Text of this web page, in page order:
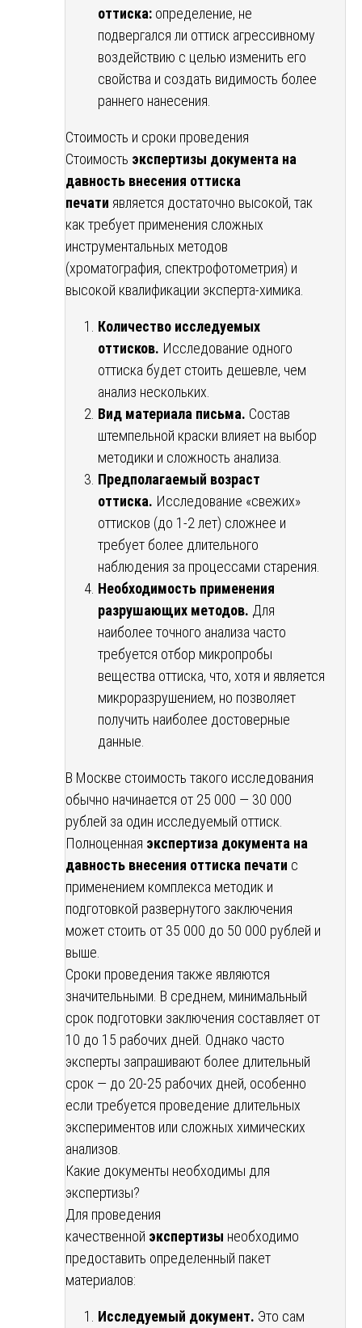
оттиска: определение, не
подвергался ли оттиск агрессивному
воздействию с целью изменить его
свойства и создать видимость более
раннего нанесения.
Стоимость и сроки проведения
Стоимость экспертизы документа на
давность внесения оттиска
печати является достаточно высокой, так
как требует применения сложных
инструментальных методов
(хроматография, спектрофотометрия) и
высокой квалификации эксперта-химика.
Количество исследуемых
оттисков. Исследование одного
оттиска будет стоить дешевле, чем
анализ нескольких.
Вид материала письма. Состав
штемпельной краски влияет на выбор
методики и сложность анализа.
Предполагаемый возраст
оттиска. Исследование «свежих»
оттисков (до 1-2 лет) сложнее и
требует более длительного
наблюдения за процессами старения.
Необходимость применения
разрушающих методов. Для
наиболее точного анализа часто
требуется отбор микропробы
вещества оттиска, что, хотя и является
микроразрушением, но позволяет
получить наиболее достоверные
данные.
В Москве стоимость такого исследования
обычно начинается от 25 000 — 30 000
рублей за один исследуемый оттиск.
Полноценная экспертиза документа на
давность внесения оттиска печати с
применением комплекса методик и
подготовкой развернутого заключения
может стоить от 35 000 до 50 000 рублей и
выше.
Сроки проведения также являются
значительными. В среднем, минимальный
срок подготовки заключения составляет от
10 до 15 рабочих дней. Однако часто
эксперты запрашивают более длительный
срок — до 20-25 рабочих дней, особенно
если требуется проведение длительных
экспериментов или сложных химических
анализов.
Какие документы необходимы для
экспертизы?
Для проведения
качественной экспертизы необходимо
предоставить определенный пакет
материалов:
Исследуемый документ. Это сам